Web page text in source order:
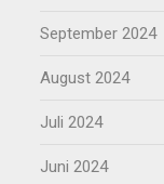
September 2024
August 2024
Juli 2024
Juni 2024